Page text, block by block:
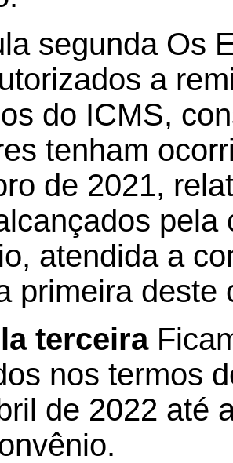
segunda Os
a
do ICMS,
tenham
de 2021,
pela
atendida a
primeira deste
terceira
nos termos
de 2022 até